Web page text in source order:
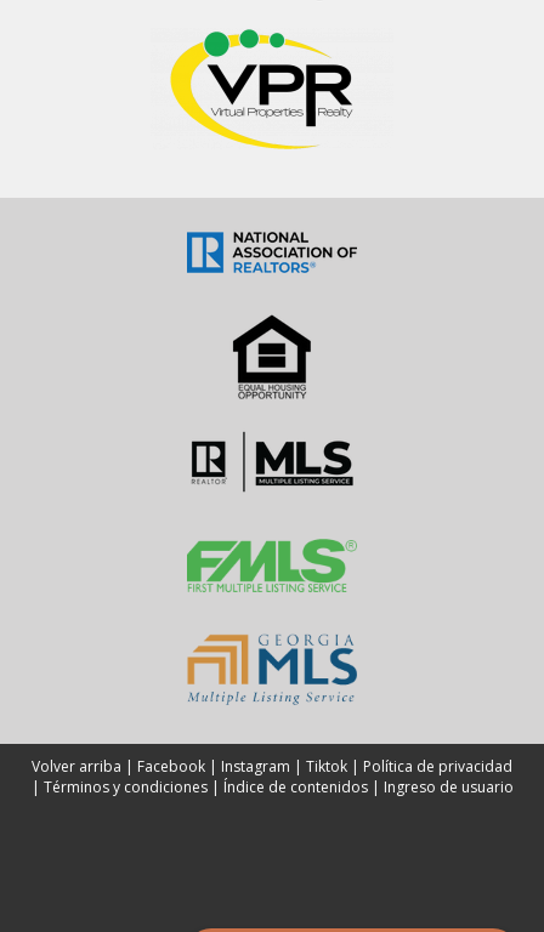
Volver arriba | Facebook | Instagram | Tiktok | Política de privacidad
| Términos y condiciones| Índice de contenidos| Ingreso de usuario